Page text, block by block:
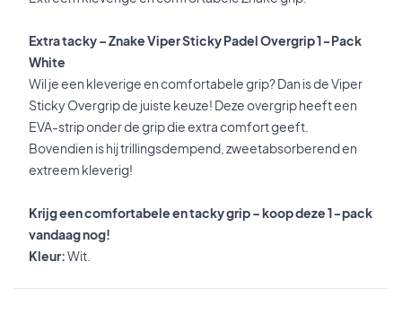
Extra tacky – Znake Viper Sticky Padel Overgrip 1-Pack
White
Wil je een kleverige en comfortabele grip? Dan is de Viper
Sticky Overgrip de juiste keuze! Deze overgrip heeft een
EVA-strip onder de grip die extra comfort geeft.
Bovendien is hij trillingsdempend, zweetabsorberend en
extreem kleverig!
Krijg een comfortabele en tacky grip – koop deze 1-pack
vandaag nog!
Kleur:Wit.